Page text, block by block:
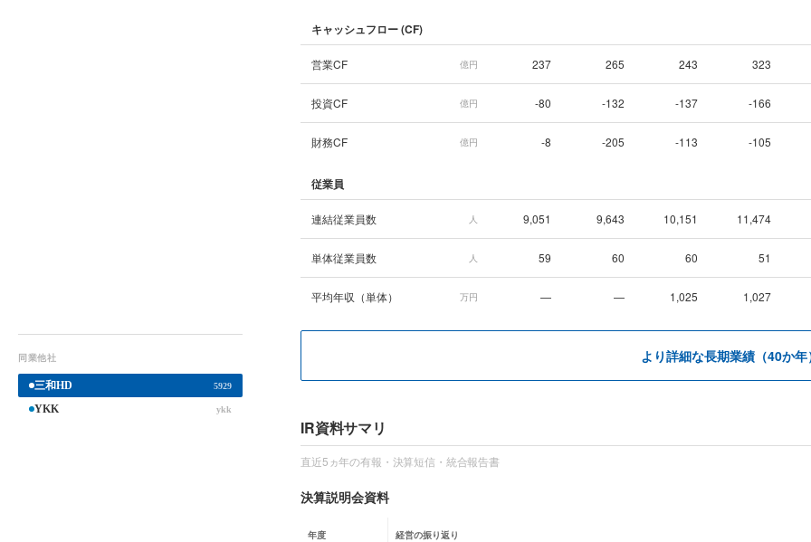
同業他社
三和HD 5929
YKK ykk
キャッシュフロー (CF)
営業CF 億円 237 265 243 323
投資CF 億円 -80 -132 -137 -166
財務CF 億円 -8 -205 -113 -105
従業員
連結従業員数 人 9,051 9,643 10,151 11,474
単体従業員数 人 59 60 60 51
平均年収（単体） 万円 — — 1,025 1,027
より詳細な長期業績（40か
IR資料サマリ
直近5ヵ年の有報・決算短信・統合報告書
決算説明会資料
年度 経営の振り返り